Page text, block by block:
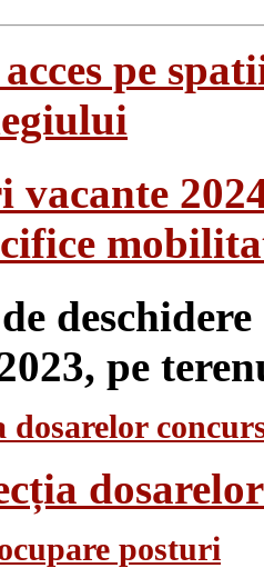
pe
pe
dosarelor
posturi